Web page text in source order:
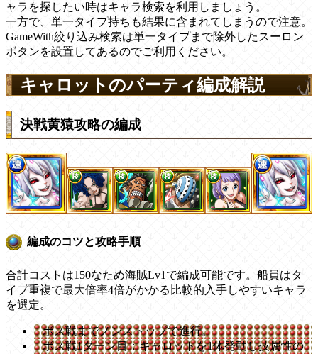
ャラを探したい時はキャラ検索を利用しましょう。
一方で、単一タイプ持ちも結果に含まれてしまうので注意。
GameWith絞り込み検索は単一タイプまで除外したスーロン
ボタンを設置してあるのでご利用ください。
キャロットのパーティ編成解説
決戦黄猿攻略の編成
編成のコツと攻略手順
合計コストは150なため海賊Lv1で編成可能です。船員はタ
イプ重複で最大倍率4倍がかかる比較的入手しやすいキャラ
を選定。
ボス戦までノンストップで進行。
ボス戦1ターン目：キャロットを1体発動し技属性の